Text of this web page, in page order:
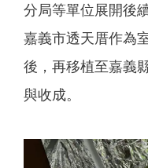
分局等單位展開後
嘉義市透天厝作為
後，再移植至嘉義
與收成。